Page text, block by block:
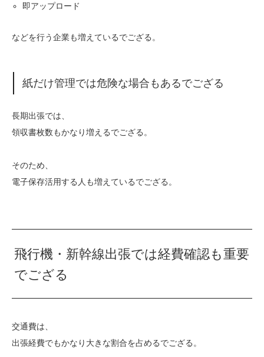
即アップロード
などを行う企業も増えているでござる。
紙だけ管理では危険な場合もあるでござる
長期出張では、
領収書枚数もかなり増えるでござる。
そのため、
電子保存活用する人も増えているでござる。
飛行機・新幹線出張では経費確認も重要
でござる
交通費は、
出張経費でもかなり大きな割合を占めるでござる。